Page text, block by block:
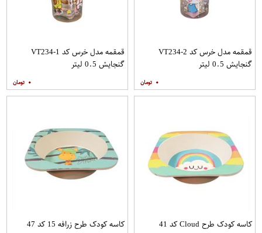
قمقمه مدل خرس کد VT234-2
گنجایش 0.5 لیتر
۰
قمقمه مدل خرس کد VT234-1
گنجایش 0.5 لیتر
۰
کاسه کودک طرح Cloud کد 41 کاسه کودک طرح زرافه 15 کد 47